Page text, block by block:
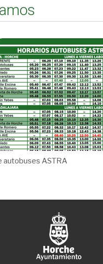
autobuses ASTRA